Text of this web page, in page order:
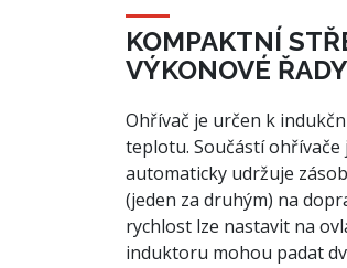
KOMPAKTNÍ
VÝKONOVÉ
Ohřívač je určen k
teplotu. Součástí
automaticky udržuje
(jeden za druhým) na
rychlost lze nastavit na
induktoru mohou padat